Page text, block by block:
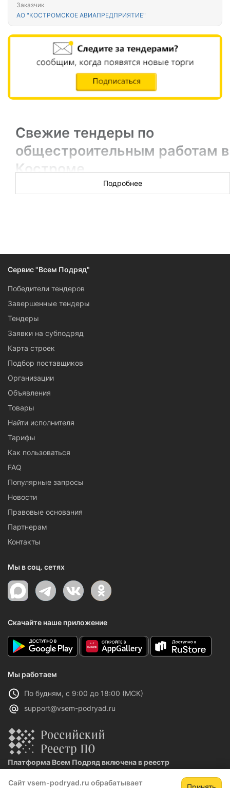
Сайт vsem-podryad.ru обрабатывает
Заказчик
АО "КОСТРОМСКОЕ АВИАПРЕДПРИЯТИЕ"
Свежие тендеры по
общестроительным работам в
Костроме
Новых торгов за сегодня: ░░░░░░
Подробнее
Сервис "Всем Подряд"
Победители тендеров
Завершенные тендеры
Тендеры
Заявки на субподряд
Карта строек
Подбор поставщиков
Организации
Объявления
Товары
Найти исполнителя
Тарифы
Как пользоваться
FAQ
Популярные запросы
Новости
Правовые основания
Партнерам
Контакты
Мы в соц. сетях
Скачайте наше приложение
Мы работаем
По будням, с 9:00 до 18:00 (МСК)
support@vsem-podryad.ru
Платформа Всем Подряд включена в реестр
Реестровая запись №32021 от 06.02.2026